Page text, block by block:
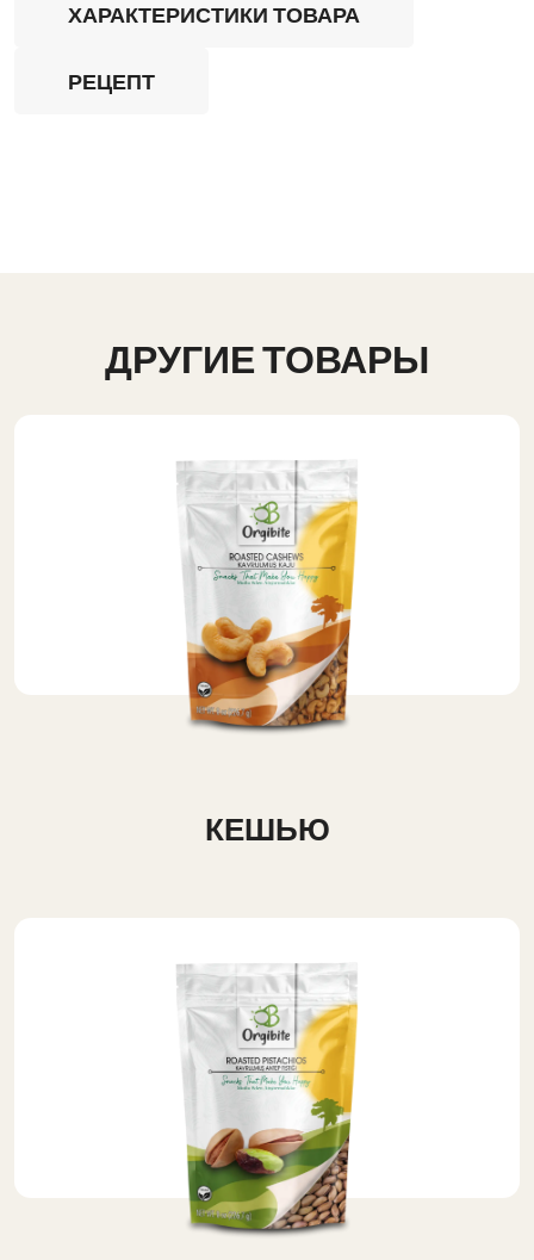
ХАРАКТЕРИСТИКИ ТОВАРА
РЕЦЕПТ
ДРУГИЕ ТОВАРЫ
КЕШЬЮ